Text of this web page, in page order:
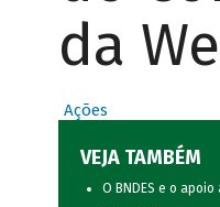
da
Ações
VEJA TAMBÉM
O BNDES e o